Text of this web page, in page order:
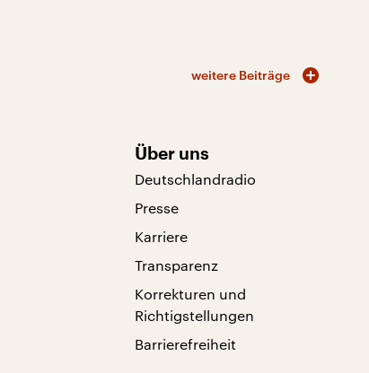
weitere Beiträge
Über uns
Deutschlandradio
Presse
Karriere
Transparenz
Korrekturen und
Richtigstellungen
Barrierefreiheit